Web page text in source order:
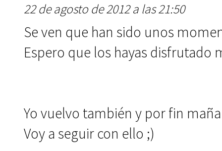
22 de agosto de 2012 a las 21:50
Se ven que han sido unos
Espero que los hayas disfrutado
Yo vuelvo también y por fin
Voy a seguir con ello ;)